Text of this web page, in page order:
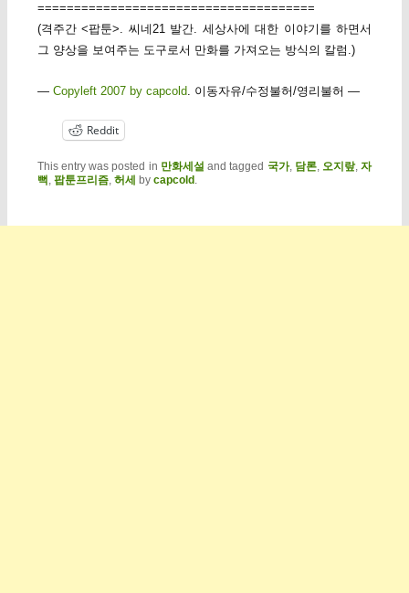
======================================
(격주간 <팝툰>. 씨네21 발간. 세상사에 대한 이야기를 하면서
그 양상을 보여주는 도구로서 만화를 가져오는 방식의 칼럼.)
— Copyleft 2007 by capcold. 이동자유/수정불허/영리불허 —
Reddit
This entry was posted in 만화세설 and tagged 국가, 담론, 오지랖,자
뻑 팝툰프리즘, 허세 by capcold.